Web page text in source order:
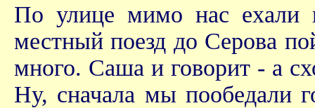
По улице мимо нас ехали
местный поезд до Серова
много. Саша и говорит - а
Ну, сначала мы пообедали